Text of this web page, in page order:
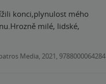
konci,plynulost mého
milé, lidské,
Media, 2021, 9788000064284